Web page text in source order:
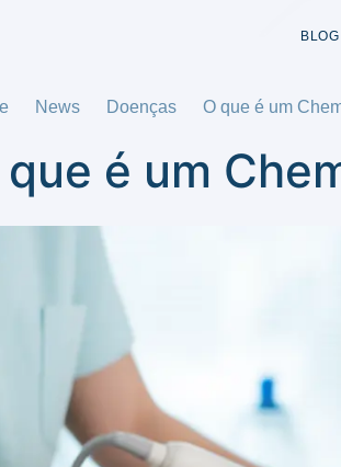
BLOG
News Doenças O que é um
que é um